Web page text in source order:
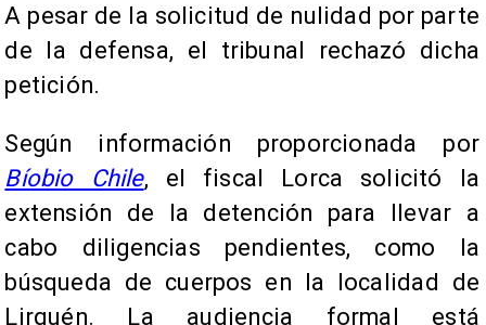
A pesar de la solicitud de nulidad por parte
de la defensa, el tribunal rechazó dicha
petición.
Según información proporcionada por
Bíobio Chile, el fiscal Lorca solicitó la
extensión de la detención para llevar a
cabo diligencias pendientes, como la
búsqueda de cuerpos en la localidad de
Lirquén. La audiencia formal está